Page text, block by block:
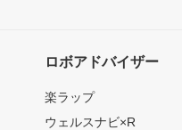
ロボアドバイザー
楽ラップ
ウェルスナビ×R